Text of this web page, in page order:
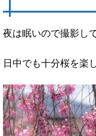
夜は眠いので撮影し
日中でも十分桜を楽